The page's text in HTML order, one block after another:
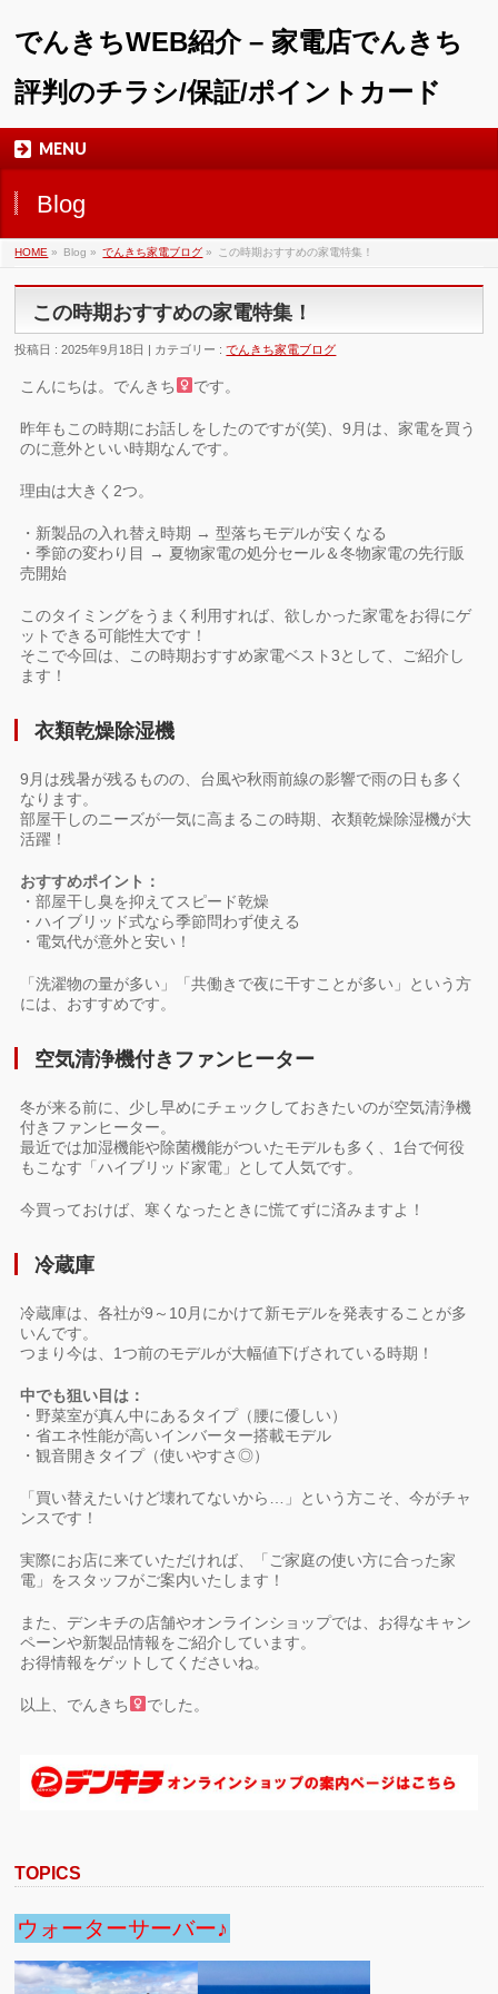
でんきちWEB紹介 – 家電店でんきち
評判のチラシ/保証/ポイントカード
MENU
Blog
HOME » Blog » でんきち家電ブログ » この時期おすすめの家電特集！
この時期おすすめの家電特集！
投稿日 : 2025年9月18日 | カテゴリー :でんきち家電ブログ
こんにちは。でんきち です。
昨年もこの時期にお話しをしたのですが(笑)、9月は、家電を買う
のに意外といい時期なんです。
理由は大きく2つ。
・新製品の入れ替え時期 → 型落ちモデルが安くなる
・季節の変わり目 → 夏物家電の処分セール＆冬物家電の先行販
売開始
このタイミングをうまく利用すれば、欲しかった家電をお得にゲ
ットできる可能性大です！
そこで今回は、この時期おすすめ家電ベスト3として、ご紹介し
ます！
衣類乾燥除湿機
9月は残暑が残るものの、台風や秋雨前線の影響で雨の日も多く
なります。
部屋干しのニーズが一気に高まるこの時期、衣類乾燥除湿機が大
活躍！
おすすめポイント：
・部屋干し臭を抑えてスピード乾燥
・ハイブリッド式なら季節問わず使える
・電気代が意外と安い！
「洗濯物の量が多い」「共働きで夜に干すことが多い」という方
には、おすすめです。
空気清浄機付きファンヒーター
冬が来る前に、少し早めにチェックしておきたいのが空気清浄機
付きファンヒーター。
最近では加湿機能や除菌機能がついたモデルも多く、1台で何役
もこなす「ハイブリッド家電」として人気です。
今買っておけば、寒くなったときに慌てずに済みますよ！
冷蔵庫
冷蔵庫は、各社が9～10月にかけて新モデルを発表することが多
いんです。
つまり今は、1つ前のモデルが大幅値下げされている時期！
中でも狙い目は：
・野菜室が真ん中にあるタイプ（腰に優しい）
・省エネ性能が高いインバーター搭載モデル
・観音開きタイプ（使いやすさ◎）
「買い替えたいけど壊れてないから…」という方こそ、今がチャ
ンスです！
実際にお店に来ていただければ、「ご家庭の使い方に合った家
電」をスタッフがご案内いたします！
また、デンキチの店舗やオンラインショップでは、お得なキャン
ペーンや新製品情報をご紹介しています。
お得情報をゲットしてくださいね。
以上、でんきち でした。
TOPICS
ウォーターサーバー♪